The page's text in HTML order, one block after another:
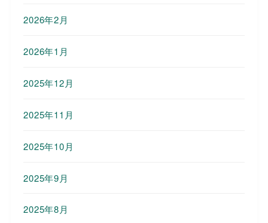
2026年2月
2026年1月
2025年12月
2025年11月
2025年10月
2025年9月
2025年8月